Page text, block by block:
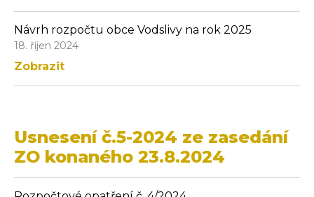
Návrh rozpočtu obce Vodslivy na rok 2025
18. říjen 2024
Zobrazit
Usnesení č.5-2024 ze zasedání
ZO konaného 23.8.2024